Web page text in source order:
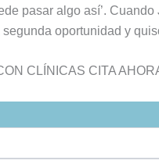
pasar algo así’.
oportunidad y
CLÍNICAS CITA